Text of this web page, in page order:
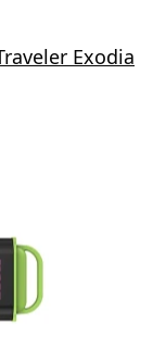
Exodia